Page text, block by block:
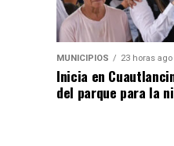
MUNICIPIOS 23 horas ago
Inicia en
del parque para la